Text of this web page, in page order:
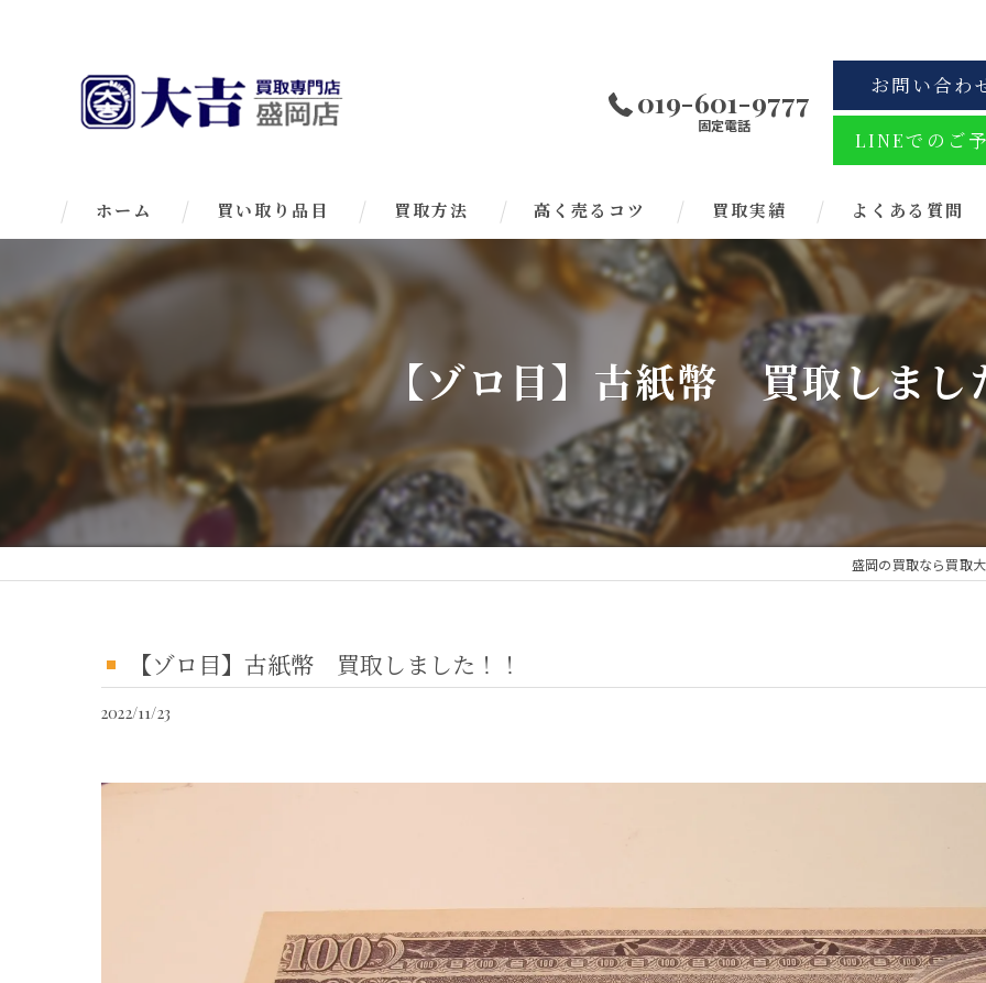
019-601-9777
固定電話
お問い合わ
LINEでのご
ホーム 買い取り品目 買取方法 高く売るコツ 買取実績 よくある質問
【ゾロ目】古紙幣 買取しまし
盛岡の買取なら買取
【ゾロ目】古紙幣 買取しました！！
2022/11/23